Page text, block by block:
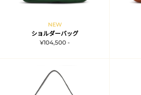
NEW
ショルダーバッグ
¥104,500 -